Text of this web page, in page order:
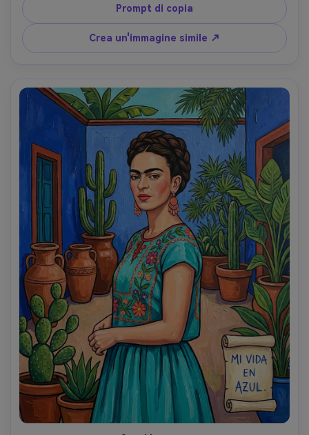
semplificate con colori ricchi, simmetria decorativa, umore
sereno ma forte, composizione pronta per poster,
altamente dettagliato, estetica tradizionale messicana- -
ar 4:5
Prompt di copia
Crea un'immagine simile ↗